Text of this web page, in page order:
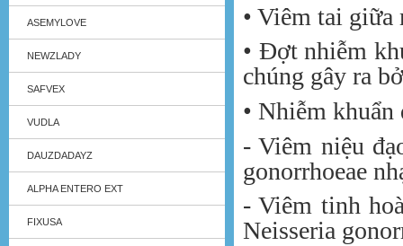
ASEMYLOVE
NEWZLADY
SAFVEX
VUDLA
DAUZDADAYZ
ALPHA ENTERO EXT
FIXUSA
• Viêm tai giữa
• Đợt nhiễm
chúng gây ra
• Nhiễm
- Viêm niệu
gonorrhoeae
- Viêm tinh
Neisseria